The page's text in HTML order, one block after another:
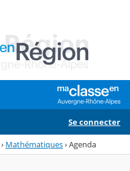
Se connecter
› Mathématiques›Agenda